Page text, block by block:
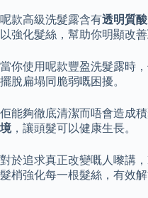
呢款高級洗髮露含有透明質酸
以強化髮絲，幫助你明顯改善
當你使用呢款豐盈洗髮露時
擺脫扁塌同脆弱嘅困擾。
佢能夠徹底清潔而唔會造成
境，讓頭髮可以健康生長。
對於追求真正改變嘅人嚟講，
髮梢強化每一根髮絲，有效解